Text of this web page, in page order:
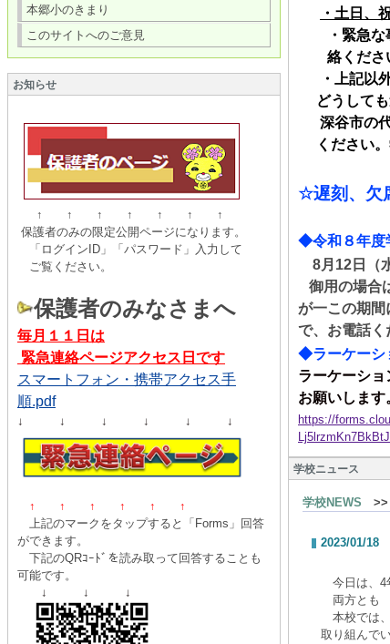
本郷小のきまり
このサイトへのご意見
お知らせ
↑ ↑ ↑ ↑ ↑ ↑ ↑
保護者のみの限定公開ページになります。
「ログインID」「パスワード」入力して
ご覧ください。
保護者のみなさまへ
毎月１１日は
緊急連絡ページアクセス日です
スマートフォン・携帯アクセス手
順.pdf
↓ ↓ ↓ ↓ ↓ ↓
↑ ↑ ↑ ↑ ↑ ↑
上記のマークをタップすると「Forms」回答
ができます。
下記のQRｺｰﾄﾞを読み取って回答することも
可能です。
↓ ↓ ↓
・土日、
・緊急な
絡くださ
・上記以外
どうしても
深谷市の
ください。
☆遅刻、 欠
◆令和８年度
8月 12 日（
御用の場合
が一この期
で、お電話く
◆ラーケーシ
ラーケーシ
お願いします
https://
学校ニュース
学校NEWS >>
2023/01/18
今日は、4
両方とも
本校では
取り組んでい